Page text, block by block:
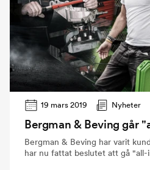
19 mars 2019 Nyheter
Bergman & Beving går
Bergman & Beving har varit
har nu fattat beslutet att gå "all-